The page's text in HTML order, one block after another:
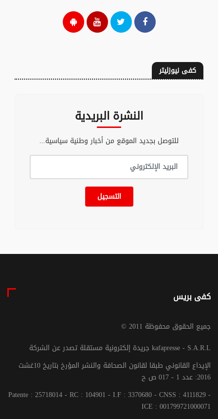
كفى نيوزليتر
النشرة البريدية
للتوصل بجديد الموقع من أخبار وطنية سياسية...
التسجيل
كفى بريس
© جميع الحقوق محفوظة 2011
جريدة إلكترونية مستقلة تصدر عن الشركة kafapresse - S.A.R.L
الإيداع القانوني طبقا لقانون الصحافة والنشر المؤرخ بتاريخ 10غشت
2016: عدد 1 - 017 ص ح
Patente : 25718014 - RC : 104901 - I.F : 3370680 - CNSS : 4111829 -
ICE : 001799721000071